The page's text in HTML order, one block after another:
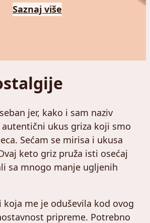
Saznaj više
jer, kako i sam naziv
autentični ukus griza koji smo
Sećam se mirisa i ukusa
keto griz pruža isti osećaj
sa mnogo manje ugljenih
koja me je oduševila kod ovog
pripreme. Potrebno